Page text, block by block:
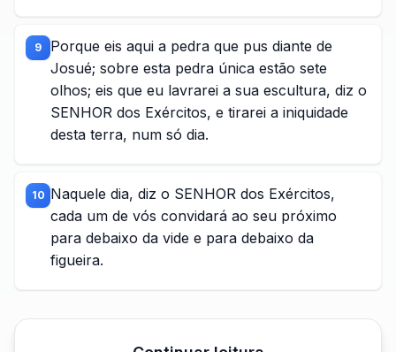
9
Porque eis aqui a pedra que pus diante de
Josué; sobre esta pedra única estão sete
olhos; eis que eu lavrarei a sua escultura, diz o
SENHOR dos Exércitos, e tirarei a iniquidade
desta terra, num só dia.
10 Naquele dia, diz o SENHOR dos Exércitos,
cada um de vós convidará ao seu próximo
para debaixo da vide e para debaixo da
figueira.